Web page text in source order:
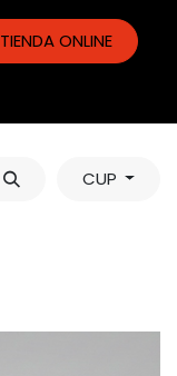
TIENDA ONLINE
CUP